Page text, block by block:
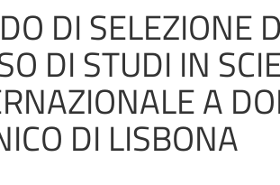
DI SELEZIONE
DI STUDI IN
A
DI LISBONA